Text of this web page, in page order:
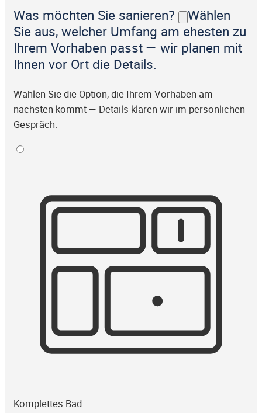
Was möchten Sie sanieren?
Wählen
Sie aus, welcher Umfang am ehesten zu
Ihrem Vorhaben passt — wir planen mit
Ihnen vor Ort die Details.
Wählen Sie die Option, die Ihrem Vorhaben am
nächsten kommt — Details klären wir im persönlichen
Gespräch.
Komplettes Bad